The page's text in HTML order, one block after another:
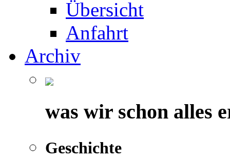
Übersicht
Anfahrt
Archiv
was wir schon alles
Geschichte